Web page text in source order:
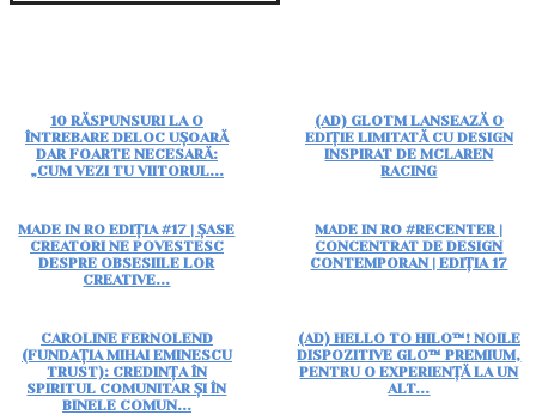
10 RĂSPUNSURI LA O
ÎNTREBARE DELOC UȘOARĂ
DAR FOARTE NECESARĂ:
„CUM VEZI TU VIITORUL...
(AD) GLOTM LANSEAZĂ O
EDIȚIE LIMITATĂ CU DESIGN
INSPIRAT DE MCLAREN
RACING
MADE IN RO EDIȚIA #17 | ȘASE
CREATORI NE POVESTESC
DESPRE OBSESIILE LOR
CREATIVE...
MADE IN RO #RECENTER |
CONCENTRAT DE DESIGN
CONTEMPORAN | EDIȚIA 17
CAROLINE FERNOLEND
(FUNDAȚIA MIHAI EMINESCU
TRUST): CREDINȚA ÎN
SPIRITUL COMUNITAR ȘI ÎN
BINELE COMUN...
(AD) HELLO TO HILO™! NOILE
DISPOZITIVE GLO™ PREMIUM,
PENTRU O EXPERIENȚĂ LA UN
ALT...